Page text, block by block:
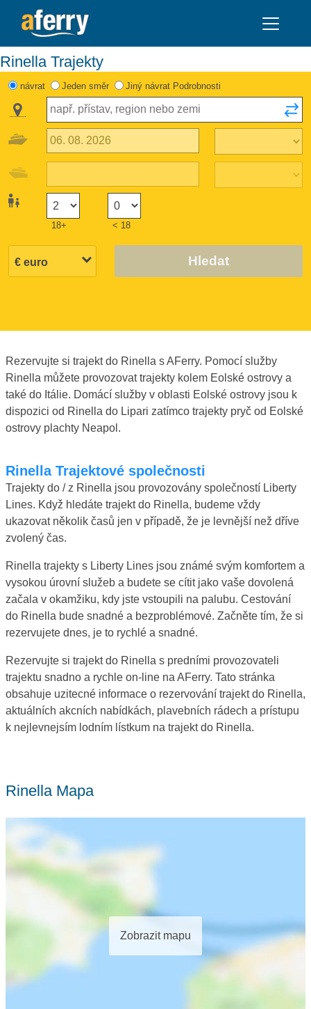
Rinella Trajekty
návrat Jeden směr Jiný návrat Podrobnosti
18+ < 18
Hledat
Rezervujte si trajekt do Rinella s AFerry. Pomocí služby
Rinella můžete provozovat trajekty kolem Eolské ostrovy a
také do Itálie. Domácí služby v oblasti Eolské ostrovy jsou k
dispozici od Rinella do Lipari zatímco trajekty pryč od Eolské
ostrovy plachty Neapol.
Rinella Trajektové společnosti
Trajekty do / z Rinella jsou provozovány společností Liberty
Lines. Když hledáte trajekt do Rinella, budeme vždy
ukazovat několik časů jen v případě, že je levnější než dříve
zvolený čas.
Rinella trajekty s Liberty Lines jsou známé svým komfortem a
vysokou úrovní služeb a budete se cítit jako vaše dovolená
začala v okamžiku, kdy jste vstoupili na palubu. Cestování
do Rinella bude snadné a bezproblémové. Začněte tím, že si
rezervujete dnes, je to rychlé a snadné.
Rezervujte si trajekt do Rinella s predními provozovateli
trajektu snadno a rychle on-line na AFerry. Tato stránka
obsahuje uzitecné informace o rezervování trajekt do Rinella,
aktuálních akcních nabídkách, plavebních rádech a prístupu
k nejlevnejsím lodním lístkum na trajekt do Rinella.
Rinella Mapa
Zobrazit mapu